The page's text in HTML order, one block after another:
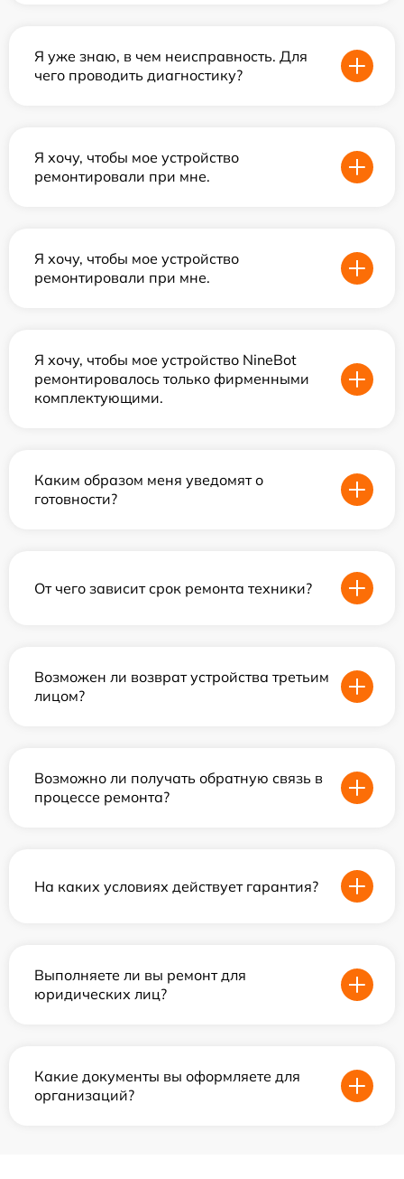
Я уже знаю, в чем неисправность. Для
чего проводить диагностику?
Я хочу, чтобы мое устройство
ремонтировали при мне.
Я хочу, чтобы мое устройство
ремонтировали при мне.
Я хочу, чтобы мое устройство NineBot
ремонтировалось только фирменными
комплектующими.
Каким образом меня уведомят о
готовности?
От чего зависит срок ремонта техники?
Возможен ли возврат устройства третьим
лицом?
Возможно ли получать обратную связь в
процессе ремонта?
На каких условиях действует гарантия?
Выполняете ли вы ремонт для
юридических лиц?
Какие документы вы оформляете для
организаций?